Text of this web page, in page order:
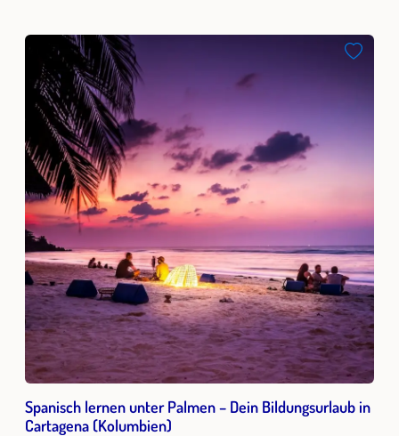
Spanisch lernen unter Palmen – Dein Bildungsurlaub in
Cartagena (Kolumbien)